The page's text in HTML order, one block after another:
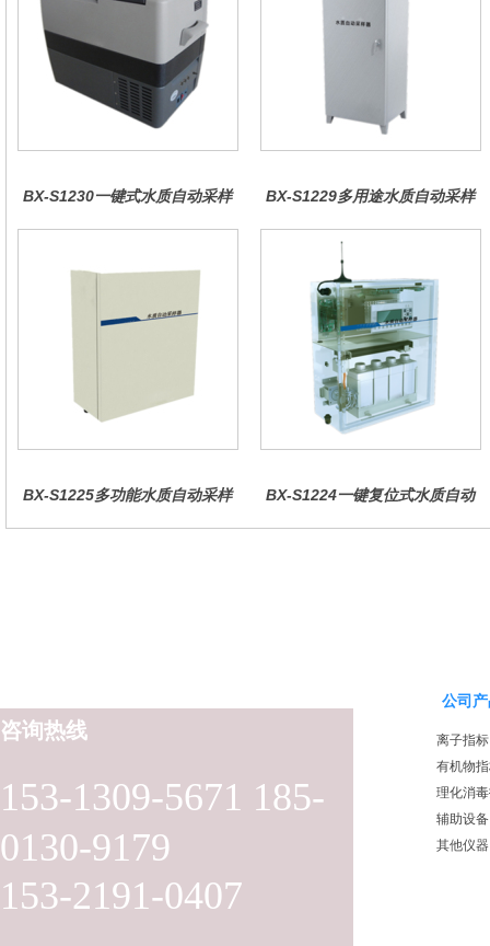
BX-S1230一键式水质自动采样
BX-S1229多用途水质自动采样
BX-S1225多功能水质自动采样
BX-S1224一键复位式水质自动
153-1309-5671 185-
0130-9179
153-2191-0407
咨询热线
公司
离子指标
有机物
理化消
辅助设备
其他仪器